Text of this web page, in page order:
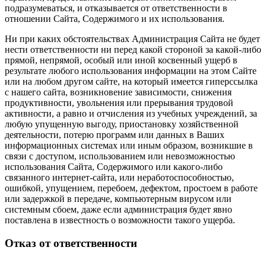
подразумеваться, и отказывается от ответственности в
отношении Сайта, Содержимого и их использования.
Ни при каких обстоятельствах Администрация Сайта не будет
нести ответственности ни перед какой стороной за какой-либо
прямой, непрямой, особый или иной косвенный ущерб в
результате любого использования информации на этом Сайте
или на любом другом сайте, на который имеется гиперссылка
с нашего cайта, возникновение зависимости, снижения
продуктивности, увольнения или прерывания трудовой
активности, а равно и отчисления из учебных учреждений, за
любую упущенную выгоду, приостановку хозяйственной
деятельности, потерю программ или данных в Ваших
информационных системах или иным образом, возникшие в
связи с доступом, использованием или невозможностью
использования Сайта, Содержимого или какого-либо
связанного интернет-сайта, или неработоспособностью,
ошибкой, упущением, перебоем, дефектом, простоем в работе
или задержкой в передаче, компьютерным вирусом или
системным сбоем, даже если администрация будет явно
поставлена в известность о возможности такого ущерба.
Отказ от ответственности